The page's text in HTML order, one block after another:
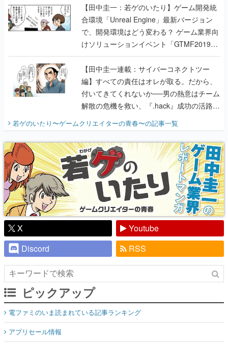
【田中圭一：若ゲのいたり】ゲーム開発統
合環境「Unreal Engine」最新バージョン
で、開発環境はどう変わる？ ゲーム業界向
けソリューションイベント「GTMF2019」
に行って、より理解を深めよう【PR】
【田中圭一連載：サイバーコネクトツー
編】すべての責任はオレが取る。だから、
付いてきてくれないか──男の熱意はチーム
解散の危機を救い、『.hack』成功の活路を
『少年ジャンプ』色だった【若ゲのいた
り】
若ゲのいたり〜ゲームクリエイターの青春〜の記事一覧
X
Youtube
Discord
RSS
ピックアップ
電ファミのいま読まれている記事ランキング
アプリセール情報